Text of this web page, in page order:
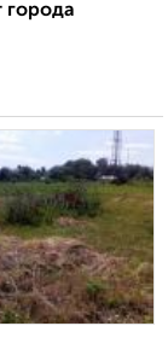
города